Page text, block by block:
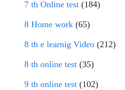
7 th Online test (184)
8 Home work (65)
8 th e learnig Video (212)
8 th online test (35)
9 th online test (102)